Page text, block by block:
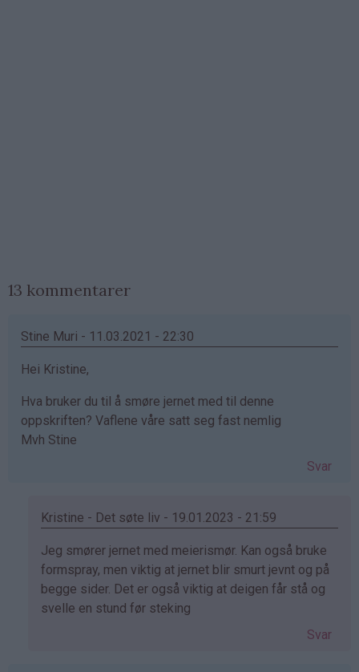
13 kommentarer
Stine Muri - 11.03.2021 - 22:30
Hei Kristine,
Hva bruker du til å smøre jernet med til denne
oppskriften? Vaflene våre satt seg fast nemlig
Mvh Stine
Svar
Kristine - Det søte liv - 19.01.2023 - 21:59
Som
svar
på
av
Jeg smører jernet med meierismør. Kan også bruke
formspray, men viktig at jernet blir smurt jevnt og på
begge sider. Det er også viktig at deigen får stå og
svelle en stund før steking
Svar